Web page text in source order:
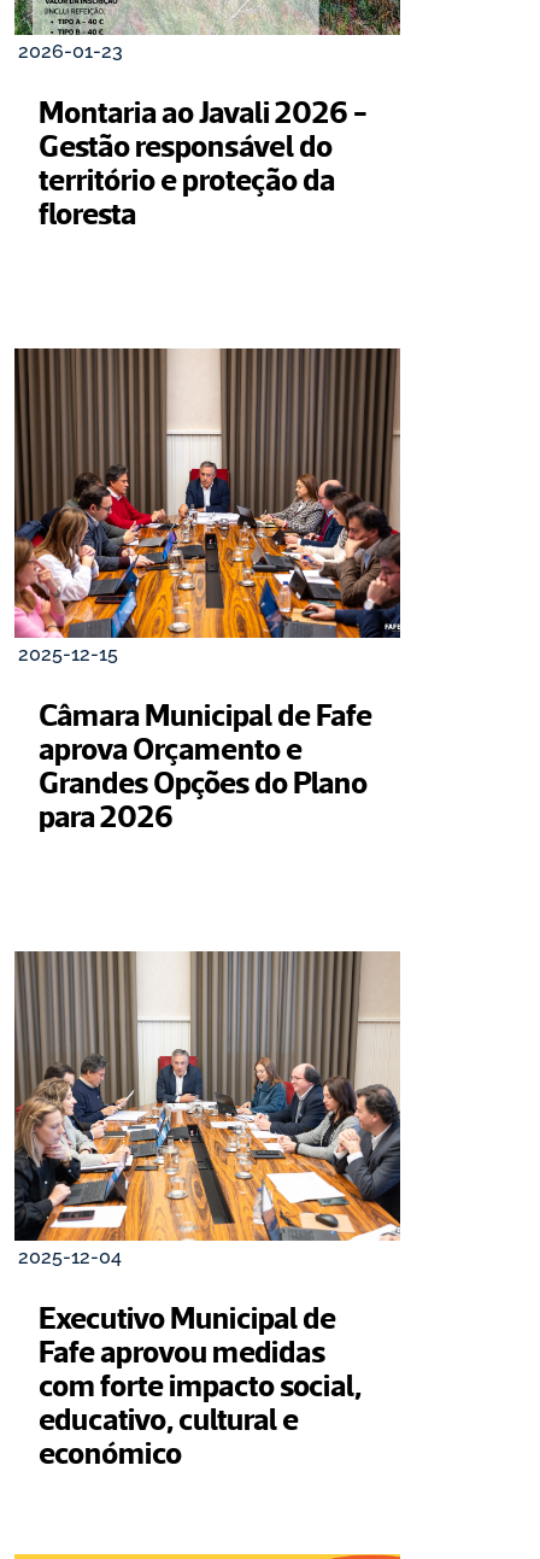
2026-01-23
Montaria ao Javali 2026 -
Gestão responsável do
território e proteção da
floresta
2025-12-15
Câmara Municipal de Fafe
aprova Orçamento e
Grandes Opções do Plano
para 2026
2025-12-04
Executivo Municipal de
Fafe aprovou medidas
com forte impacto social,
educativo, cultural e
económico